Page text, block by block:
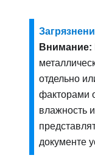
Внимание:
отдельно
факторами
влажность
документе